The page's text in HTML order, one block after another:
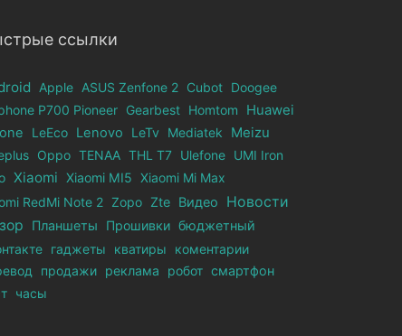
ссылки
Apple ASUS Zenfone 2 Cubot Doogee
Р700 Pioneer Gearbest Homtom
Huawei
LeEco Lenovo LeTv Mediatek Meizu
Oppo TENAA THL T7 Ulefone UMI Iron
Xiaomi Xiaomi MI5 Xiaomi Mi Max
RedMi Note 2 Zopo Zte Видео Новости
Планшеты Прошивки бюджетный
гаджеты кватиры
коментарии
продажи реклама робот смартфон
часы